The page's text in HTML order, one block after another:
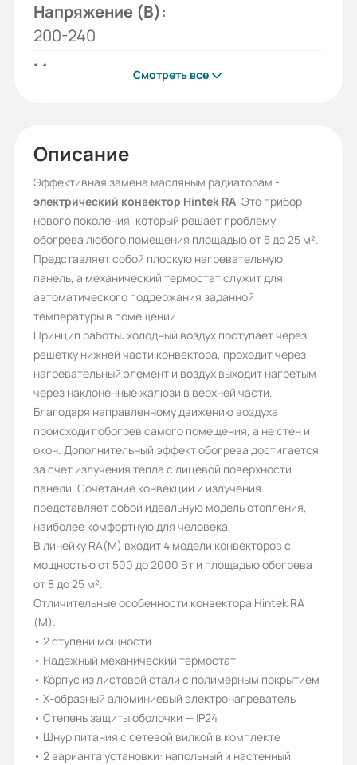
Напряжение (В):
200-240
Модель:
0,5; 1
Сеть (В):
220
Бренд:
Hintek
Номинальный ток в фазе (A):
4,4
Обогреваемая площадь (м2):
15
Степень защиты (IP):
IP24
Источник тепла:
Электричество
Гарантия, лет:
1
Срок службы, лет:
10
Вес (кг):
3.3
Габариты (ШхВхГ, м):
0.46x0.103x0.4
Смотреть все
Описание
Эффективная замена масляным радиаторам -
электрический конвектор Hintek RA. Это прибор
нового поколения, который решает проблему
обогрева любого помещения площадью от 5 до 25 м².
Представляет собой плоскую нагревательную
панель, а механический термостат служит для
автоматического поддержания заданной
температуры в помещении.
Принцип работы: холодный воздух поступает через
решетку нижней части конвектора, проходит через
нагревательный элемент и воздух выходит нагретым
через наклоненные жалюзи в верхней части.
Благодаря направленному движению воздуха
происходит обогрев самого помещения, а не стен и
окон. Дополнительный эффект обогрева достигается
за счет излучения тепла с лицевой поверхности
панели. Сочетание конвекции и излучения
представляет собой идеальную модель отопления,
наиболее комфортную для человека.
В линейку RA(M) входит 4 модели конвекторов с
мощностью от 500 до 2000 Вт и площадью обогрева
от 8 до 25 м².
Отличительные особенности конвектора Hintek RA
(M):
• 2 ступени мощности
• Надежный механический термостат
• Корпус из листовой стали с полимерным покрытием
• Х-образный алюминиевый электронагреватель
• Степень защиты оболочки — IP24
• Шнур питания с сетевой вилкой в комплекте
• 2 варианта установки: напольный и настенный